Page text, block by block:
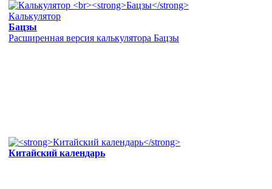
Калькулятор
Бацзы
Расширенная версия калькулятора Бацзы
Китайский календарь